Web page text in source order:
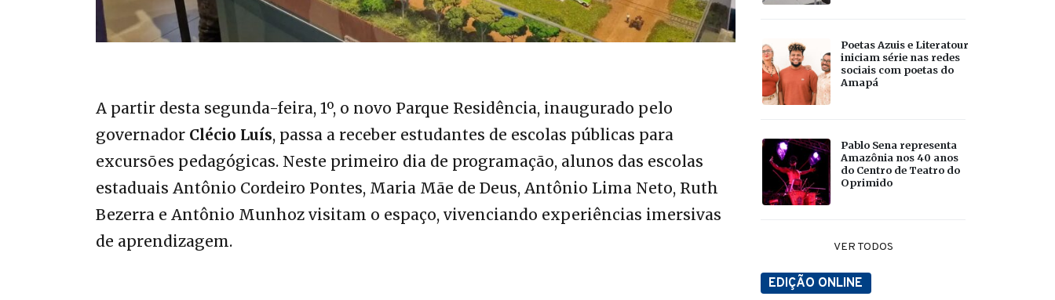
A partir desta segunda-feira, 1º, o novo Parque Residência, inaugurado pelo
governador Clécio Luís, passa a receber estudantes de escolas públicas para
excursões pedagógicas. Neste primeiro dia de programação, alunos das escolas
estaduais Antônio Cordeiro Pontes, Maria Mãe de Deus, Antônio Lima Neto, Ruth
Bezerra e Antônio Munhoz visitam o espaço, vivenciando experiências imersivas
de aprendizagem.
Poetas Azuis e Literatour
iniciam série nas redes
sociais com poetas do
Amapá
Pablo Sena representa
Amazônia nos 40 anos
do Centro de Teatro do
Oprimido
VER TODOS
EDIÇÃO ONLINE